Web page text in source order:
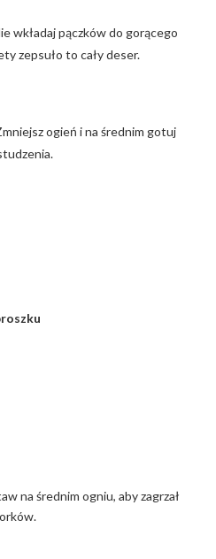
wkładaj pączków do gorącego
zepsuło to cały deser.
ogień i na średnim gotuj
na średnim ogniu, aby zagrzał